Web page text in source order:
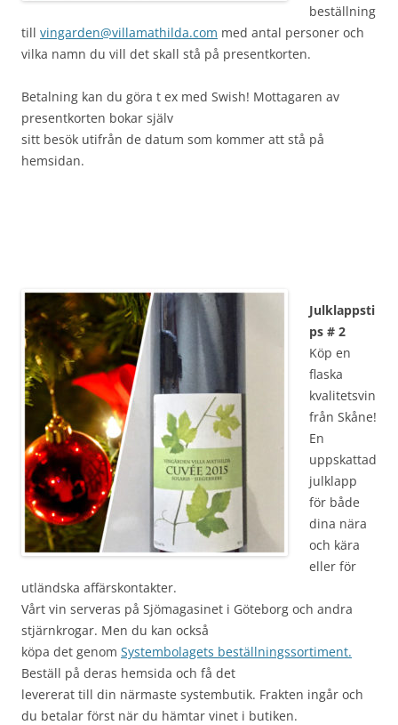
beställning
till vingarden@villamathilda.com med antal personer och
vilka namn du vill det skall stå på presentkorten.
Betalning kan du göra t ex med Swish! Mottagaren av
presentkorten bokar själv
sitt besök utifrån de datum som kommer att stå på
hemsidan.
Julklappsti
ps # 2
Köp en
flaska
kvalitetsvin
från Skåne!
En
uppskattad
julklapp
för både
dina nära
och kära
eller för
utländska affärskontakter.
Vårt vin serveras på Sjömagasinet i Göteborg och andra
stjärnkrogar. Men du kan också
köpa det genom Systembolagets beställningssortiment.
Beställ på deras hemsida och få det
levererat till din närmaste systembutik. Frakten ingår och
du betalar först när du hämtar vinet i butiken.